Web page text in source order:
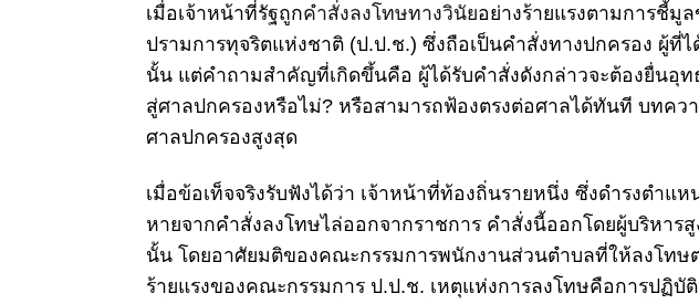
เมื่อเจ้าหน้าที่รัฐถูกคำสั่งลงโทษทางวินัยอย่างร้ายแรงตามการชี้มู
ปรามการทุจริตแห่งชาติ (ป.ป.ช.) ซึ่งถือเป็นคำสั่งทางปกครอง ผู้ที่
นั้น แต่คำถามสำคัญที่เกิดขึ้นคือ ผู้ได้รับคำสั่งดังกล่าวจะต้องยื่น
สู่ศาลปกครองหรือไม่? หรือสามารถฟ้องตรงต่อศาลได้ทันที บทค
ศาลปกครองสูงสุด
เมื่อข้อเท็จจริงรับฟังได้ว่า เจ้าหน้าที่ท้องถิ่นรายหนึ่ง ซึ่งดำรงตำแ
หายจากคำสั่งลงโทษไล่ออกจากราชการ คำสั่งนี้ออกโดยผู้บริหาร
นั้น โดยอาศัยมติของคณะกรรมการพนักงานส่วนตำบลที่ให้ลงโทษ
ร้ายแรงของคณะกรรมการ ป.ป.ช. เหตุแห่งการลงโทษคือการปฏิบั